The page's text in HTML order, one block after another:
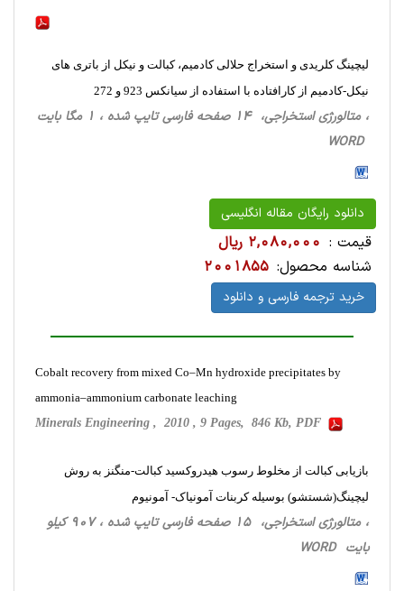
لیچینگ کلریدی و استخراج حلالی کادمیم، کبالت و نیکل از باتری های
نیکل-کادمیم از کارافتاده با استفاده از سیانکس 923 و 272
، متالورژی استخراجی‌، 14 صفحه فارسی تایپ شده ، 1 مگا بایت
WORD
دانلود رایگان مقاله انگلیسی
قیمت : 2,080,000 ریال
شناسه محصول: 2001855
خرید ترجمه فارسی و دانلود
Cobalt recovery from mixed Co–Mn hydroxide precipitates by
ammonia–ammonium carbonate leaching
Minerals Engineering , 2010 , 9 Pages, 846 Kb, PDF
بازیابی کبالت از مخلوط رسوب هیدروکسید کبالت-منگنز به روش
لیچینگ(شستشو) بوسیله کربنات آمونیاک- آمونیوم
، متالورژی استخراجی‌، 15 صفحه فارسی تایپ شده ، 907 کیلو
بایت WORD